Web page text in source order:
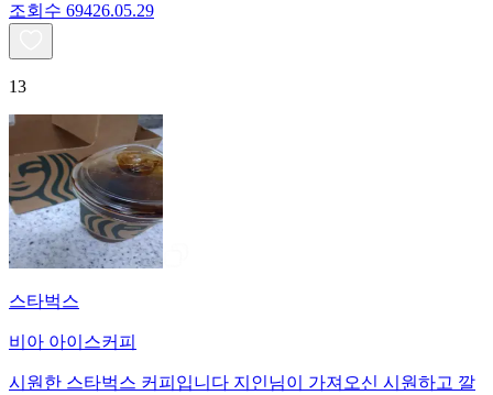
조회수 69426.05.29
13
스타벅스
비아 아이스커피
시원한 스타벅스 커피입니다 지인님이 가져오신 시원하고 깔